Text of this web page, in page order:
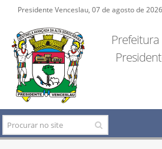
Presidente Venceslau, 07 de agosto de 2026